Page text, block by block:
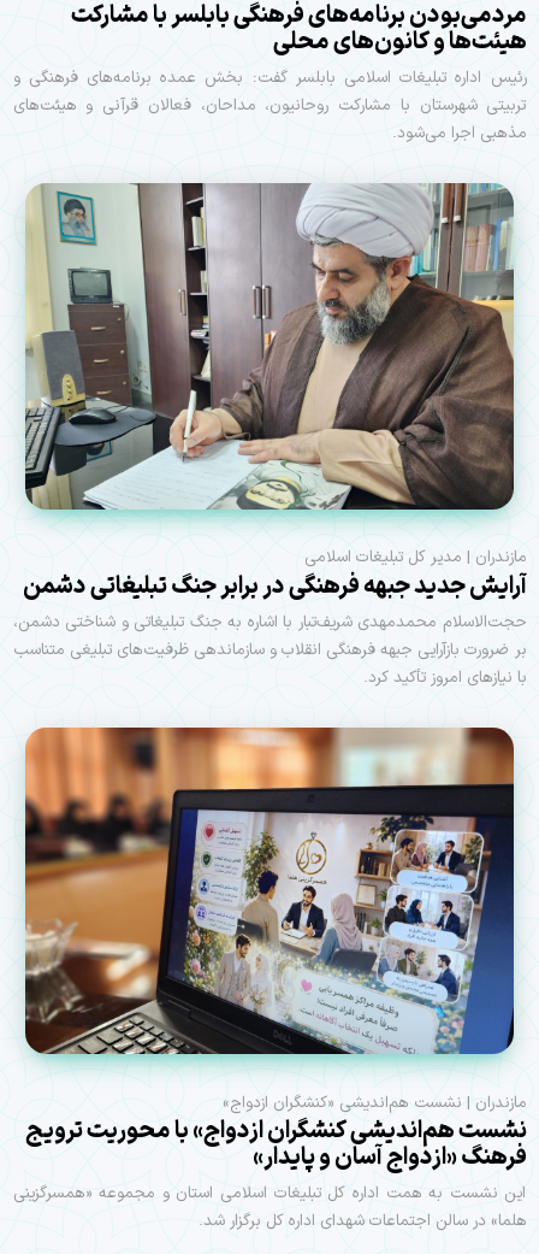
مردمی‌بودن برنامه‌های فرهنگی بابلسر با مشارکت
هیئت‌ها و کانون‌های محلی
رئیس اداره تبلیغات اسلامی بابلسر گفت: بخش عمده برنامه‌های فرهنگی و
تربیتی شهرستان با مشارکت روحانیون، مداحان، فعالان قرآنی و هیئت‌های
مذهبی اجرا می‌شود.
مازندران | مدیر کل تبلیغات اسلامی
آرایش جدید جبهه فرهنگی در برابر جنگ تبلیغاتی دشمن
حجت‌الاسلام محمدمهدی شریف‌تبار با اشاره به جنگ تبلیغاتی و شناختی دشمن،
بر ضرورت بازآرایی جبهه فرهنگی انقلاب و سازماندهی ظرفیت‌های تبلیغی متناسب
با نیازهای امروز تأکید کرد.
مازندران | نشست هم‌اندیشی «کنشگران ازدواج»
نشست هم‌اندیشی کنشگران ازدواج» با محوریت ترویج
فرهنگ «ازدواج آسان و پایدار»
این نشست به همت اداره کل تبلیغات اسلامی استان و مجموعه «همسرگزینی
هلما» در سالن اجتماعات شهدای اداره کل برگزار شد.